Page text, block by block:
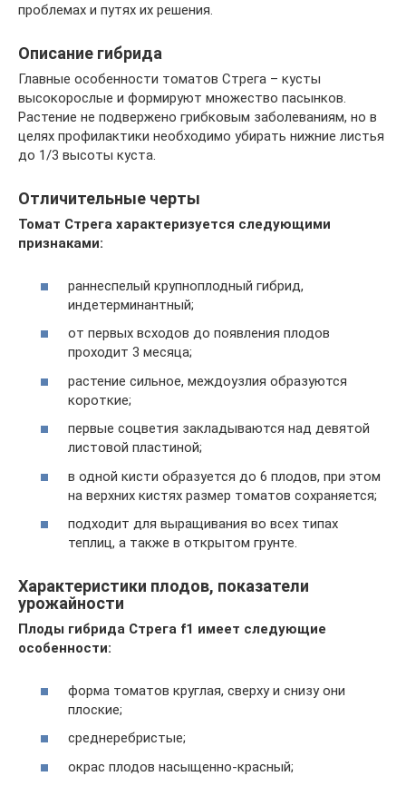
проблемах и путях их решения.
Описание гибрида
Главные особенности томатов Стрега – кусты
высокорослые и формируют множество пасынков.
Растение не подвержено грибковым заболеваниям, но в
целях профилактики необходимо убирать нижние листья
до 1/3 высоты куста.
Отличительные черты
Томат Стрега характеризуется следующими
признаками:
раннеспелый крупноплодный гибрид,
индетерминантный;
от первых всходов до появления плодов
проходит 3 месяца;
растение сильное, междоузлия образуются
короткие;
первые соцветия закладываются над девятой
листовой пластиной;
в одной кисти образуется до 6 плодов, при этом
на верхних кистях размер томатов сохраняется;
подходит для выращивания во всех типах
теплиц, а также в открытом грунте.
Характеристики плодов, показатели
урожайности
Плоды гибрида Стрега f1 имеет следующие
особенности:
форма томатов круглая, сверху и снизу они
плоские;
среднеребристые;
окрас плодов насыщенно-красный;